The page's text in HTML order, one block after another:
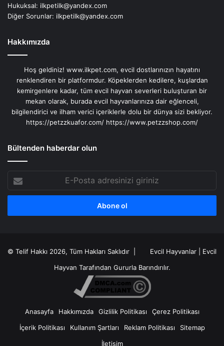
Hukuksal: ilkpetilk@yandex.com
Diğer Sorunlar: ilkpetilk@yandex.com
Hakkımızda
Hoş geldiniz! www.ilkpet.com, evcil dostlarınızın hayatını
renklendiren bir platformdur. Köpeklerden kedilere, kuşlardan
kemirgenlere kadar, tüm evcil hayvan severleri buluşturan bir
mekan olarak, burada evcil hayvanlarınıza dair eğlenceli,
bilgilendirici ve ilham verici içeriklerle dolu bir dünya sizi bekliyor.
https://petzzkuafor.com/ https://www.petzzshop.com/
Bültenden haberdar olun
Posta
adresinizi
© Telif Hakkı 2026, Tüm Hakları Saklıdır | Evcil Hayvanlar
Evcil
Hayvan Tarafından Gururla Barındırılır.
Anasayfa Hakkımızda Gizlilik Politikası
Çerez Politikası
İçerik Politikası
Kullanım Şartları Reklam Politikası
Sitemap
İletişim